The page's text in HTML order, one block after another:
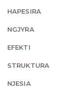
quantity
HAPESIRA
NGJYRA
EFEKTI
STRUKTURA
NJESIA